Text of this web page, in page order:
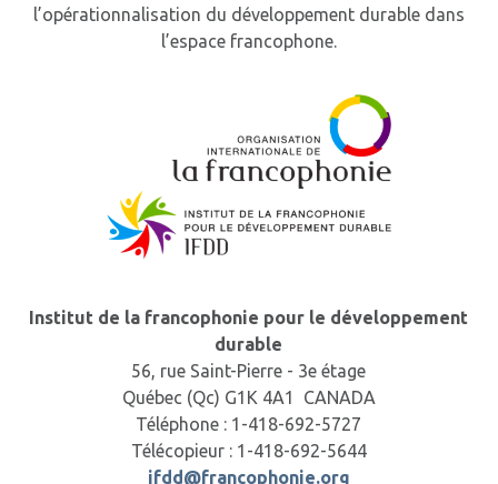
l’opérationnalisation du développement durable dans
l’espace francophone.
Institut de la francophonie pour le développement
durable
56, rue Saint-Pierre - 3e étage
Québec (Qc) G1K 4A1 CANADA
Téléphone : 1-418-692-5727
Télécopieur : 1-418-692-5644
ifdd@francophonie.org